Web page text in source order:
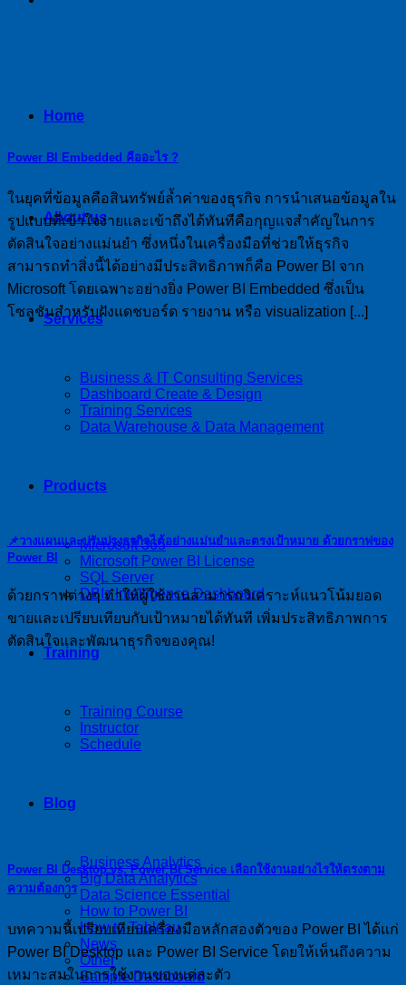
Home
About us
Services
Business & IT Consulting Services
Dashboard Create & Design
Training Services
Data Warehouse & Data Management
Products
Microsoft 365
Microsoft Power BI License
SQL Server
DBIz Intelligence Dashboard
Training
Training Course
Instructor
Schedule
Blog
Business Analytics
Big Data Analytics
Data Science Essential
How to Power BI
How to Tableau
News
Other
Sample Dashboard
Power BI Embedded คืออะไร ?
ในยุคที่ข้อมูลคือสินทรัพย์ล้ำค่าของธุรกิจ การนำเสนอข้อมูลใน
รูปแบบที่เข้าใจง่ายและเข้าถึงได้ทันทีคือกุญแจสำคัญในการ
ตัดสินใจอย่างแม่นยำ ซึ่งหนึ่งในเครื่องมือที่ช่วยให้ธุรกิจ
สามารถทำสิ่งนี้ได้อย่างมีประสิทธิภาพก็คือ Power BI จาก
Microsoft โดยเฉพาะอย่างยิ่ง Power BI Embedded ซึ่งเป็น
โซลูชันสำหรับฝังแดชบอร์ด รายงาน หรือ visualization [...]
📌วางแผนและปรับปรุงธุรกิจได้อย่างแม่นยำและตรงเป้าหมาย ด้วยกราฟของ
Power BI
ด้วยกราฟต่างๆ ทำให้ผู้ใช้งานสามารถวิเคราะห์แนวโน้มยอด
ขายและเปรียบเทียบกับเป้าหมายได้ทันที เพิ่มประสิทธิภาพการ
ตัดสินใจและพัฒนาธุรกิจของคุณ!
Power BI Desktop vs. Power BI Service เลือกใช้งานอย่างไรให้ตรงตาม
ความต้องการ
บทความนี้เปรียบเทียบเครื่องมือหลักสองตัวของ Power BI ได้แก่
Power BI Desktop และ Power BI Service โดยให้เห็นถึงความ
เหมาะสมในการใช้งานของแต่ละตัว